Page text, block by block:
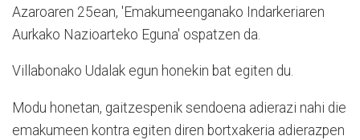
Azaroaren 25ean, 'Emakumeenganako Indarkeriaren
Aurkako Nazioarteko Eguna' ospatzen da.
Villabonako Udalak egun honekin bat egiten du.
Modu honetan, gaitzespenik sendoena adierazi nahi die
emakumeen kontra egiten diren bortxakeria adierazpen